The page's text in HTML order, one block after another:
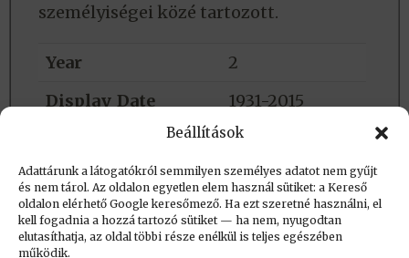
Beállítások
Adattárunk a látogatókról semmilyen személyes adatot nem gyűjt
és nem tárol. Az oldalon egyetlen elem használ sütiket: a Kereső
oldalon elérhető Google keresőmező. Ha ezt szeretné használni, el
kell fogadnia a hozzá tartozó sütiket — ha nem, nyugodtan
elutasíthatja, az oldal többi része enélkül is teljes egészében
működik.
személyiségei közé tartozott.
Year
2
Display_Date
1931-2015
Orvos
Background
#190775
Timeline_name
Arcképek